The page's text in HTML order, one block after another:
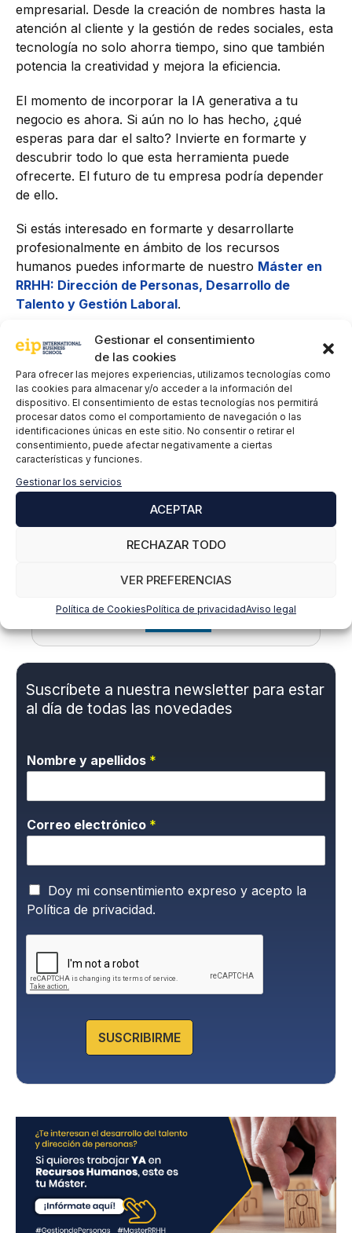
Gestionar el consentimiento
de las cookies
Para ofrecer las mejores experiencias, utilizamos tecnologías como
las cookies para almacenar y/o acceder a la información del
dispositivo. El consentimiento de estas tecnologías nos permitirá
procesar datos como el comportamiento de navegación o las
identificaciones únicas en este sitio. No consentir o retirar el
consentimiento, puede afectar negativamente a ciertas
características y funciones.
Gestionar los servicios
ACEPTAR
RECHAZAR TODO
VER PREFERENCIAS
Política de CookiesPolítica de privacidadAviso legal
empresarial. Desde la creación de nombres hasta la
atención al cliente y la gestión de redes sociales, esta
tecnología no solo ahorra tiempo, sino que también
potencia la creatividad y mejora la eficiencia.
El momento de incorporar la IA generativa a tu
negocio es ahora. Si aún no lo has hecho, ¿qué
esperas para dar el salto? Invierte en formarte y
descubrir todo lo que esta herramienta puede
ofrecerte. El futuro de tu empresa podría depender
de ello.
Si estás interesado en formarte y desarrollarte
profesionalmente en ámbito de los recursos
humanos puedes informarte de nuestro Máster en
RRHH: Dirección de Personas, Desarrollo de
Talento y Gestión Laboral.
#Empleo #Generación Z #GeneraciónY
#OportunidadesLaborales #MarcaPersonal #RRHH
Néstor Cruz del Rosario
Asesoramiento Internacional Asinte
Suscríbete a nuestra newsletter para estar
al día de todas las novedades
Nombre y apellidos *
Correo electrónico *
P
o
í
c
a
Doy mi consentimiento expreso y acepto la
Política de privacidad.
SUSCRIBIRME